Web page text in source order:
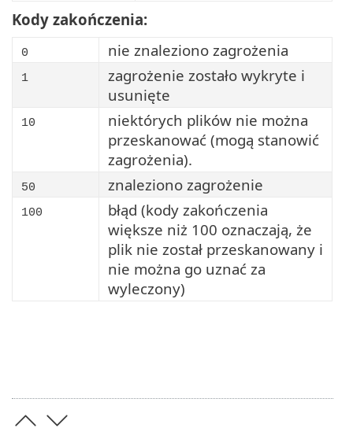
Kody zakończenia:
0 nie znaleziono zagrożenia
1
zagrożenie zostało wykryte i
usunięte
10
niektórych plików nie można
przeskanować (mogą stanowić
zagrożenia).
50 znaleziono zagrożenie
100
błąd (kody zakończenia
większe niż 100 oznaczają, że
plik nie został przeskanowany i
nie można go uznać za
wyleczony)